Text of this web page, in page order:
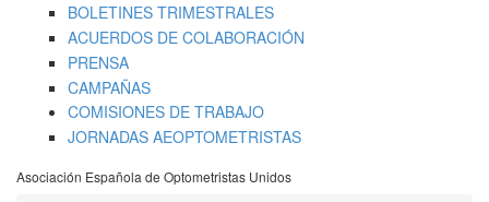
BOLETINES TRIMESTRALES
ACUERDOS DE COLABORACIÓN
PRENSA
CAMPAÑAS
COMISIONES DE TRABAJO
JORNADAS AEOPTOMETRISTAS
Asociación Española de Optometristas Unidos